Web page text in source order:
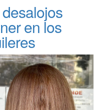
en los